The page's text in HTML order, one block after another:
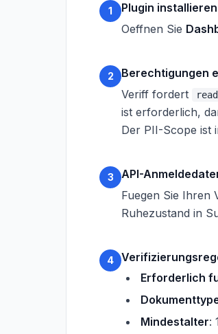
1
Plugin installieren
Oeffnen Sie
2
Berechtigungen
Veriff fordert
ist erforderlich,
Der PII-Scope ist
3
API-
Fuegen Sie Ihren
Ruhezustand in
4
Erforderlich
Mindestalter: